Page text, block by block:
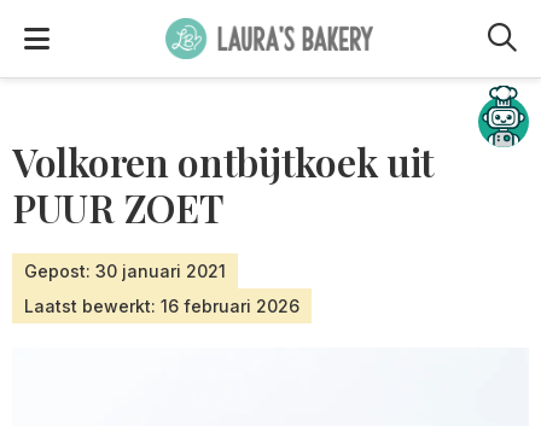
Volkoren ontbijtkoek uit
PUUR ZOET
Gepost: 30 januari 2021
Laatst bewerkt: 16 februari 2026